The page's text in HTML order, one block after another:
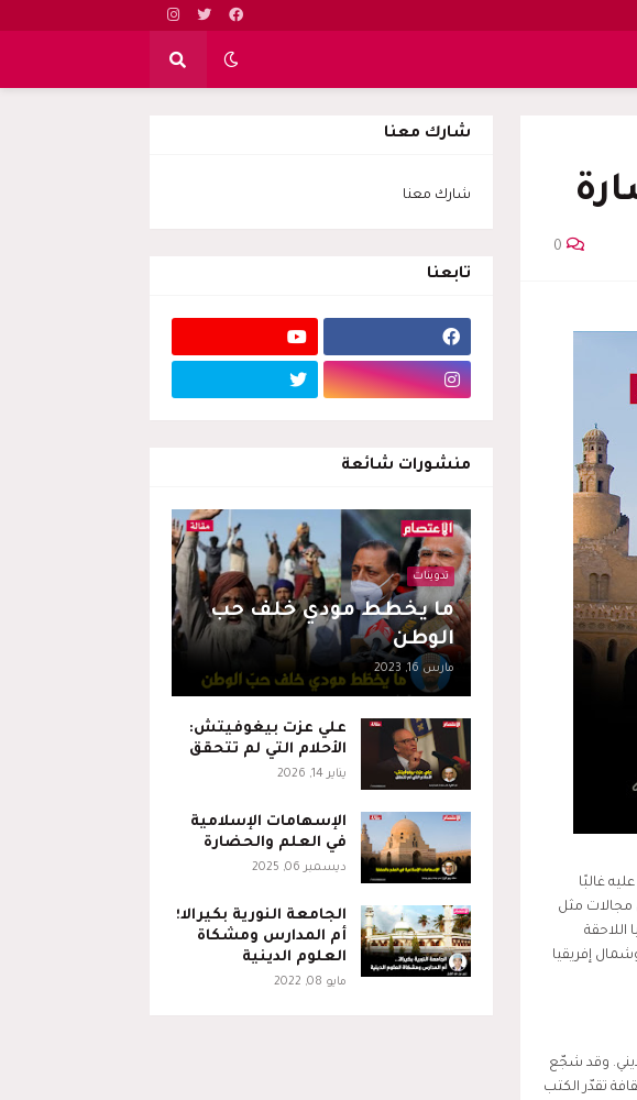
0
غالبًا
مجالات مثل
إفريقيا
ديني. وقد شجّع
تقدّر الكتب
شارك معنا
شارك معنا
تابعنا
منشورات شائعة
تدوينات
ما يخطط مودي خلف حب
الوطن
مارس 16, 2023
علي عزت بيغوفيتش:
الأحلام التي لم تتحقق
يناير 14, 2026
الإسهامات الإسلامية
في العلم والحضارة
ديسمبر 06, 2025
الجامعة النورية بكيرالا؛
أم المدارس ومشكاة
العلوم الدينية
مايو 08, 2022